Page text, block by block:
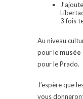
3 fois
Au niveau
pour le
pour le Prado.
J’espère que
vous